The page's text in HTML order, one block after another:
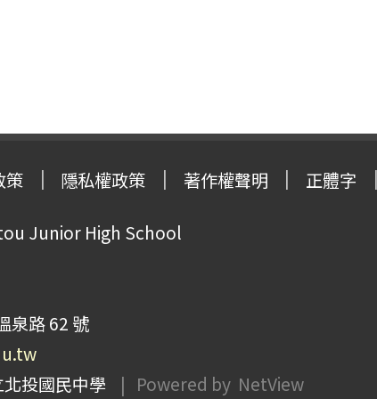
策 隱私權政策 著作權聲明 正體字
Junior High School
泉路 62 號
投國民中學 | Powered by NetView